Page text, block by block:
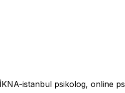
istanbul psikolog, online